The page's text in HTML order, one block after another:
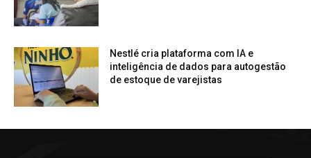
Nestlé cria plataforma com IA e
inteligência de dados para autogestão
de estoque de varejistas